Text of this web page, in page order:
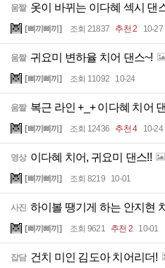
움짤 옷이 바뀌는 이다혜 섹시 댄
[삐끼삐끼] 조회 21837 추천 2 10-27
움짤 귀요미 변하율 치어 댄스~!
[삐끼삐끼] 조회 11092 10-24
움짤 복근 라인 +_+ 이다혜 치어
[삐끼삐끼] 조회 12436 추천 4 10-24
영상 이다혜 치어, 귀요미 댄스!!
[삐끼삐끼] 조회 8219 10-01
사진 하이볼 땡기게 하는 안지현
[삐끼삐끼] 조회 9621 추천 2 10-01
잡담 건치 미인 김도아 치어리더!